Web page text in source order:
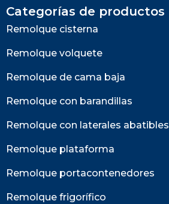
Categorías de productos
Remolque cisterna
Remolque volquete
Remolque de cama baja
Remolque con barandillas
Remolque con laterales abatibles
Remolque plataforma
Remolque portacontenedores
Remolque frigorífico